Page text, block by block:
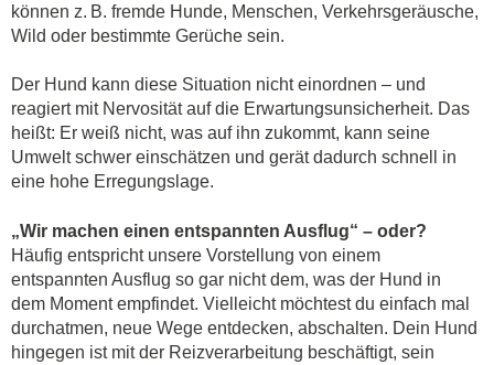
können z. B. fremde Hunde, Menschen, Verkehrsgeräusche,
Wild oder bestimmte Gerüche sein.
Der Hund kann diese Situation nicht einordnen – und
reagiert mit Nervosität auf die Erwartungsunsicherheit. Das
heißt: Er weiß nicht, was auf ihn zukommt, kann seine
Umwelt schwer einschätzen und gerät dadurch schnell in
eine hohe Erregungslage.
„Wir machen einen entspannten Ausflug“ – oder?
Häufig entspricht unsere Vorstellung von einem
entspannten Ausflug so gar nicht dem, was der Hund in
dem Moment empfindet. Vielleicht möchtest du einfach mal
durchatmen, neue Wege entdecken, abschalten. Dein Hund
hingegen ist mit der Reizverarbeitung beschäftigt, sein